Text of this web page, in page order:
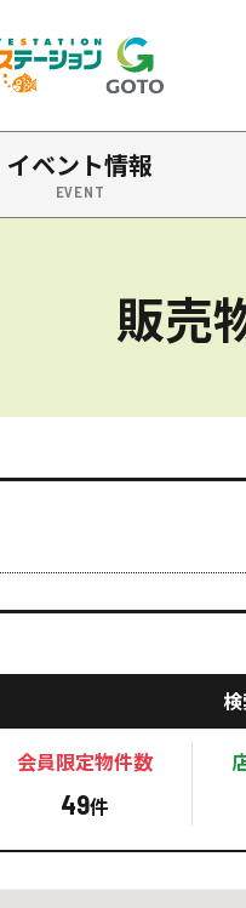
中心に南陽市・高畠町・
イベント情報
販売
会員限定物件数
49件